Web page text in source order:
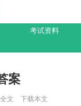
考试资料
案
文 下载本文